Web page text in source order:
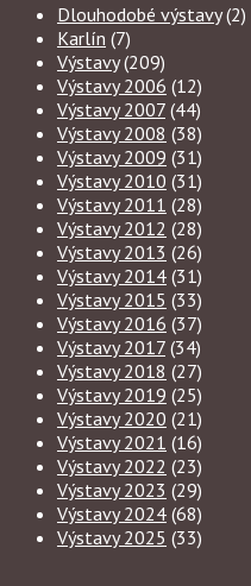
Dlouhodobé výstavy(2)
Karlín (7)
Výstavy(209)
Výstavy 2006 (12)
Výstavy 2007 (44)
Výstavy 2008 (38)
Výstavy 2009 (31)
Výstavy 2010 (31)
Výstavy 2011 (28)
Výstavy 2012 (28)
Výstavy 2013 (26)
Výstavy 2014 (31)
Výstavy 2015 (33)
Výstavy 2016 (37)
Výstavy 2017 (34)
Výstavy 2018 (27)
Výstavy 2019 (25)
Výstavy 2020 (21)
Výstavy 2021 (16)
Výstavy 2022 (23)
Výstavy 2023 (29)
Výstavy 2024 (68)
Výstavy 2025 (33)